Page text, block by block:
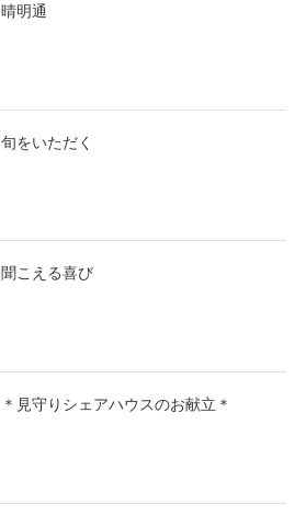
晴明通
旬をいただく
聞こえる喜び
＊見守りシェアハウスのお献立＊